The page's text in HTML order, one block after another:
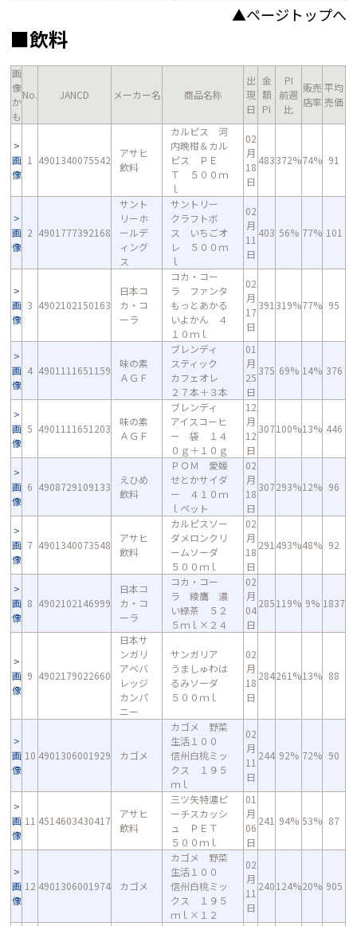
▲ページトップへ
■飲料
画
像
か
も
No. JANCD メーカー名 商品名称
出
現
日
金
額
PI
PI
前週
比
販売
店率
平均
売価
画
像
1 4901340075542
アサヒ
飲料
カルピス 河
内晩柑＆カル
ピス ＰＥ
Ｔ ５００ｍ
ｌ
02
月
18
日
483372%74% 91
画
像
2 4901777392168
サント
リーホ
ールデ
ィング
ス
サントリー
クラフトボ
ス いちごオ
レ ５００ｍ
ｌ
02
月
11
日
403 56% 77% 101
画
像
3 4902102150163
日本コ
カ・コ
ーラ
コカ・コー
ラ ファンタ
もっとあかる
いよかん ４
１０ｍｌ
02
月
17
日
391 319%77% 95
画
像
4 4901111651159
味の素
ＡＧＦ
ブレンディ
スティック
カフェオレ
２７本＋３本
01
月
25
日
375 69% 14% 376
画
像
5 4901111651203
味の素
ＡＧＦ
ブレンディ
アイスコーヒ
ー 袋 １４
０ｇ＋１０ｇ
12
月
12
日
307100%13% 446
画
像
6 4908729109133
えひめ
飲料
ＰＯＭ 愛媛
せとかサイダ
ー ４１０ｍ
ｌペット
02
月
18
日
307293%12% 96
画
像
7 4901340073548
アサヒ
飲料
カルピスソー
ダメロンクリ
ームソーダ
５００ｍｌ
02
月
18
日
291 493%48% 92
画
像
8 4902102146999
日本コ
カ・コ
ーラ
コカ・コー
ラ 綾鷹 濃
い緑茶 ５２
５ｍｌ×２４
02
月
04
日
285119% 9% 1837
画
像
9 4902179022660
日本サ
ンガリ
アベバ
レッジ
カンパ
ニー
サンガリア
うましゅわは
るみソーダ
５００ｍｌ
02
月
18
日
284261%13% 88
画
像
10 4901306001929 カゴメ
カゴメ 野菜
生活１００
信州白桃ミッ
クス １９５
ｍｌ
02
月
11
日
244 92% 72% 90
画
像
11 4514603430417
アサヒ
飲料
三ツ矢特濃ピ
ーチスカッシ
ュ ＰＥＴ
５００ｍｌ
01
月
06
日
241 94% 53% 87
画
像
12 4901306001974 カゴメ
カゴメ 野菜
生活１００
信州白桃ミッ
クス １９５
ｍｌ×１２
02
月
11
日
240124%20% 905